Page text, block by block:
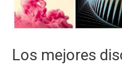
bulería
del
Los mejores